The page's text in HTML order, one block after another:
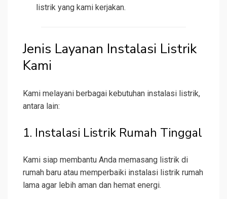
listrik yang kami kerjakan.
Jenis Layanan Instalasi Listrik
Kami
Kami melayani berbagai kebutuhan instalasi listrik,
antara lain:
1. Instalasi Listrik Rumah Tinggal
Kami siap membantu Anda memasang listrik di
rumah baru atau memperbaiki instalasi listrik rumah
lama agar lebih aman dan hemat energi.